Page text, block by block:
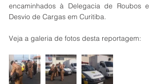
encaminhados à Delegacia de Roubos e
Desvio de Cargas em Curitiba.
Veja a galeria de fotos desta reportagem: